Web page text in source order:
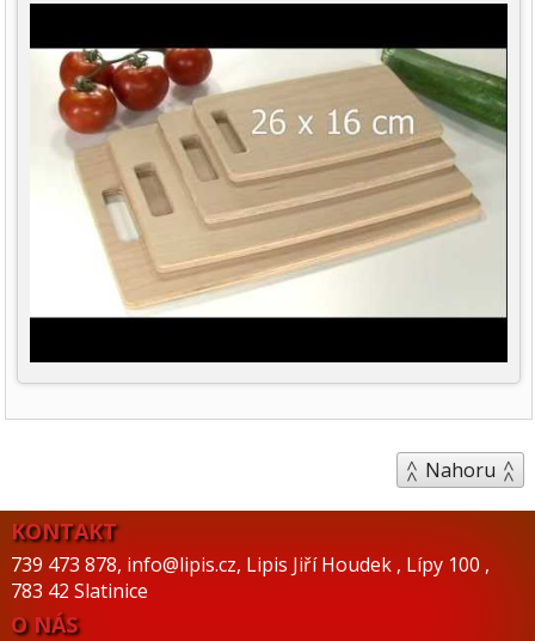
Nahoru
KONTAKT
739 473 878, info@lipis.cz, Lipis Jiří Houdek , Lípy 100 ,
783 42 Slatinice
O NÁS